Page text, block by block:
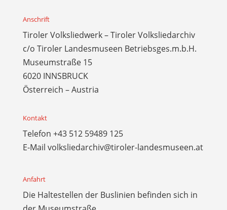
Anschrift
Tiroler Volksliedwerk – Tiroler Volksliedarchiv
c/o Tiroler Landesmuseen Betriebsges.m.b.H.
Museumstraße 15
6020 INNSBRUCK
Österreich – Austria
Kontakt
Telefon +43 512 59489 125
E-Mail volksliedarchiv@tiroler-landesmuseen.at
Anfahrt
Die Haltestellen der Buslinien befinden sich in